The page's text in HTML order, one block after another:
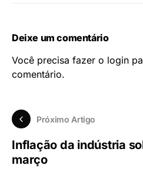
Deixe um comentário
Você precisa fazer o login
comentário.
Próximo Artigo
Inflação da indústria
março